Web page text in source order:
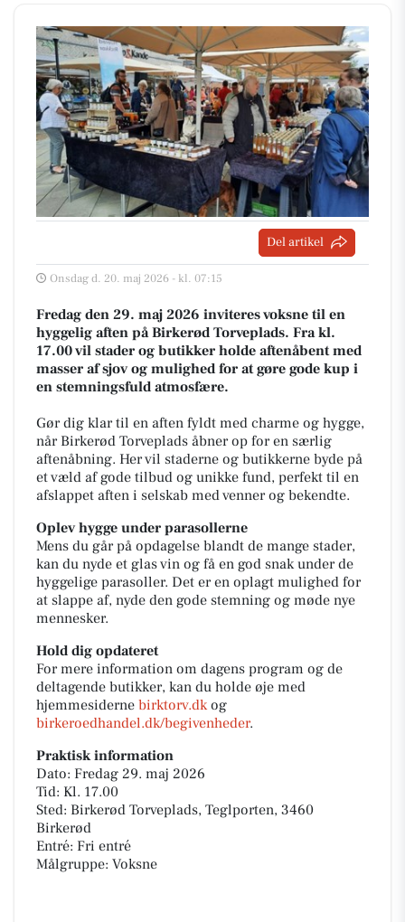
Del artikel
Onsdag d. 20. maj 2026 - kl. 07:15
Fredag den 29. maj 2026 inviteres voksne til en
hyggelig aften på Birkerød Torveplads. Fra kl.
17.00 vil stader og butikker holde aftenåbent med
masser af sjov og mulighed for at gøre gode kup i
en stemningsfuld atmosfære.
Gør dig klar til en aften fyldt med charme og hygge,
når Birkerød Torveplads åbner op for en særlig
aftenåbning. Her vil staderne og butikkerne byde på
et væld af gode tilbud og unikke fund, perfekt til en
afslappet aften i selskab med venner og bekendte.
Oplev hygge under parasollerne
Mens du går på opdagelse blandt de mange stader,
kan du nyde et glas vin og få en god snak under de
hyggelige parasoller. Det er en oplagt mulighed for
at slappe af, nyde den gode stemning og møde nye
mennesker.
Hold dig opdateret
For mere information om dagens program og de
deltagende butikker, kan du holde øje med
hjemmesiderne birktorv.dkog
birkeroedhandel.dk/begivenheder.
Praktisk information
Dato: Fredag 29. maj 2026
Tid: Kl. 17.00
Sted: Birkerød Torveplads, Teglporten, 3460
Birkerød
Entré: Fri entré
Målgruppe: Voksne